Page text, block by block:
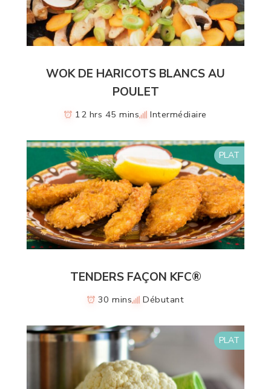
WOK DE HARICOTS BLANCS AU
POULET
12 hrs 45 mins Intermédiaire
PLAT
TENDERS FAÇON KFC®
30 mins Débutant
PLAT